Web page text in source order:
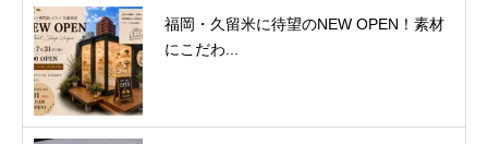
福岡・久留米に待望のNEW OPEN！素材
にこだわ...